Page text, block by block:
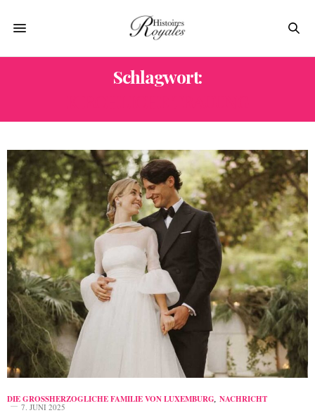
Schlagwort:
DIE GROSSHERZOGLICHE FAMILIE VON LUXEMBURG , NACHRICHT
7. JUNI 2025